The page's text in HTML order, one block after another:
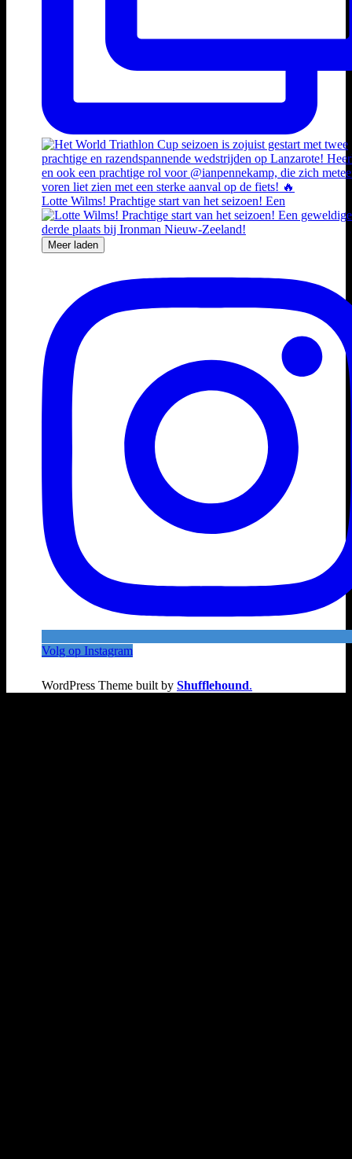
Lotte Wilms! Prachtige start van het seizoen! Een
Meer laden
Volg op Instagram
WordPress Theme built by Shufflehound.